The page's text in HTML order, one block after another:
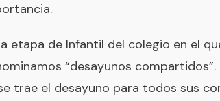
etapa de Infantil del colegio en el
“desayunos
trae el desayuno para todos sus